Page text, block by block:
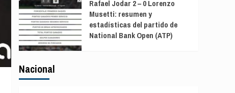
Rafael Jodar 2 – 0 Lorenzo
Musetti: resumen y
estadísticas del partido de
National Bank Open (ATP)
Nacional